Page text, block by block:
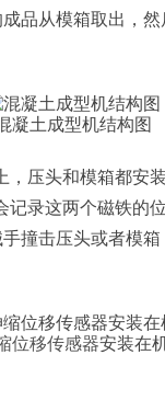
品从模箱取出，
凝土成型机结构图
，压头和模箱都安
记录这两个磁铁的
撞击压头或者模
位移传感器安装在